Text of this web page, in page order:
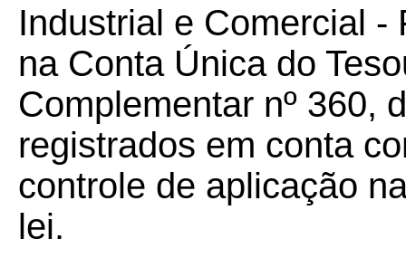
Industrial e Comercial
na Conta Única do
Complementar nº 360,
registrados em conta
controle de aplicação
lei.